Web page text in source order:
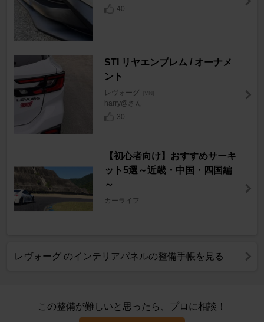
40
STI リヤエンブレム / オーナメ
ント
レヴォーグ [VN]
harry@さん
30
【初心者向け】おすすめサーキ
ット5選～近畿・中国・四国編
～
カーライフ
レヴォーグ のインテリアパネルの整備手帳を見る
この整備が難しいと思ったら、プロに相談！